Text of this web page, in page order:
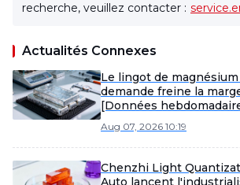
recherche, veuillez contacter :
Actualités Connexes
Le lingot de
demande freine la
[Données
Aug 07, 2026 10:19
Chenzhi Light
Auto lancent